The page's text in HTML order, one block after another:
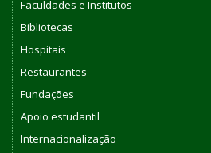
Faculdades e Institutos
Bibliotecas
Hospitais
Restaurantes
Fundações
Apoio estudantil
Internacionalização